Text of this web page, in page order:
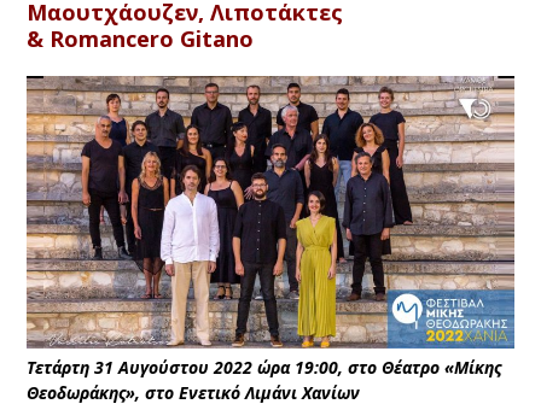
Μαουτχάουζεν, Λιποτάκτες
& Romancero Gitano
Τετάρτη 31 Αυγούστου 2022 ώρα 19:00, στο Θέατρο «Μίκης
Θεοδωράκης», στο Ενετικό Λιμάνι Χανίων